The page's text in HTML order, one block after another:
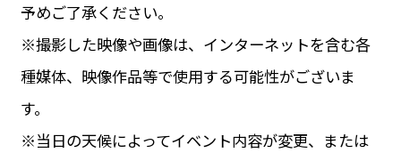
予めご了承ください。
※撮影した映像や画像は、インターネットを含む各
種媒体、映像作品等で使用する可能性がございま
す。
※当日の天候によってイベント内容が変更、または